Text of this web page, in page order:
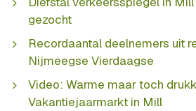
gezocht
Recordaantal deelnemers uit
Nijmeegse Vierdaagse
Video: Warme maar toch
Vakantiejaarmarkt in Mill